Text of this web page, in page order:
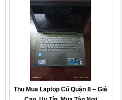
Thu Mua Laptop Cũ Quận 8 – Giá